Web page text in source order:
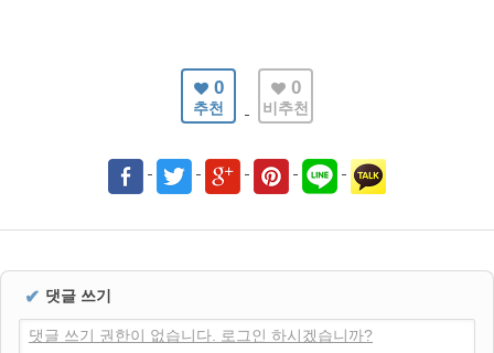
0
추천
0
비추천
✔ 댓글 쓰기
댓글 쓰기 권한이 없습니다. 로그인 하시겠습니까?